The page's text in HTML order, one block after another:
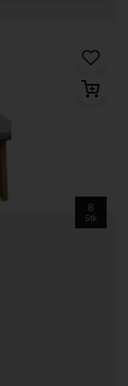
8
Stk